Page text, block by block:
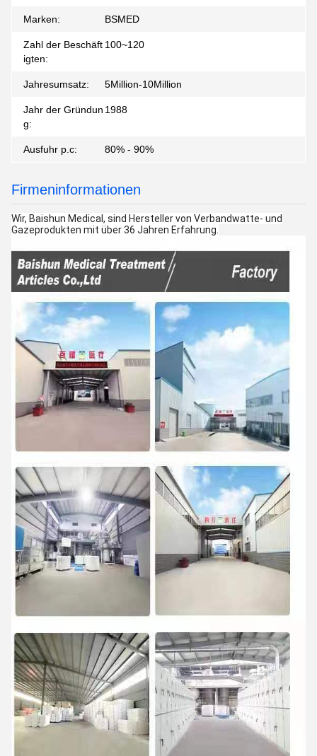
Marken: BSMED
Zahl der Beschäft
igten:
100~120
Jahresumsatz: 5Million-10Million
Jahr der Gründun
g:
1988
Ausfuhr p.c: 80% - 90%
Firmeninformationen
Wir, Baishun Medical, sind Hersteller von Verbandwatte- und
Gazeprodukten mit über 36 Jahren Erfahrung.